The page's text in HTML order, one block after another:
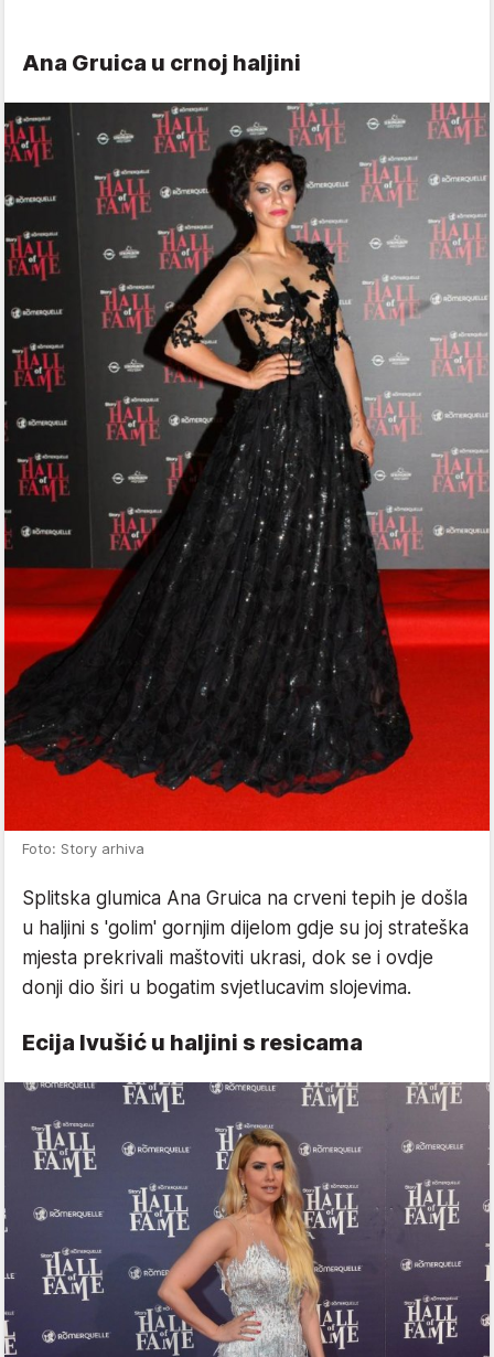
Ana Gruica u crnoj haljini
Foto: Story arhiva
Splitska glumica Ana Gruica na crveni tepih je došla
u haljini s 'golim' gornjim dijelom gdje su joj strateška
mjesta prekrivali maštoviti ukrasi, dok se i ovdje
donji dio širi u bogatim svjetlucavim slojevima.
Ecija Ivušić u haljini s resicama